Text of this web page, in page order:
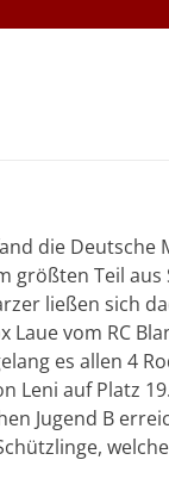
die Deutsche
Teil
ließen sich
vom RC
es allen 4
Leni auf Platz
Jugend B